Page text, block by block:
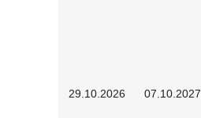
29.10.2026 07.10.2027